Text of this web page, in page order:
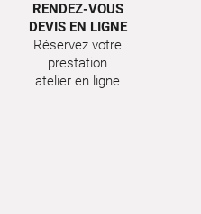
RENDEZ-VOUS
DEVIS EN LIGNE
Réservez votre
prestation
atelier en ligne